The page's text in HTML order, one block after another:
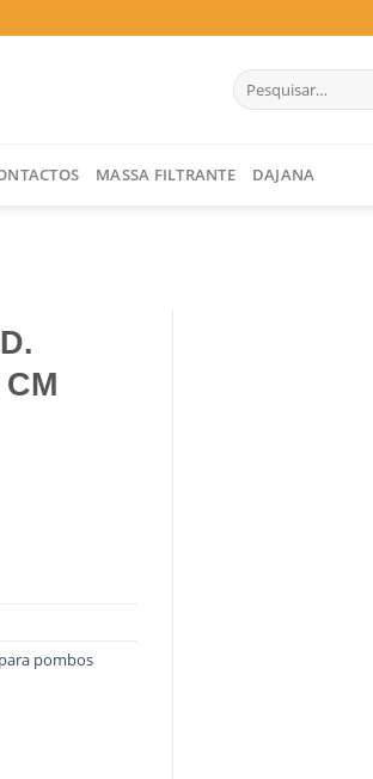
Pesquisar
por:
MASSA FILTRANTE DAJANA
C/TAMPA 80 CM
pombos